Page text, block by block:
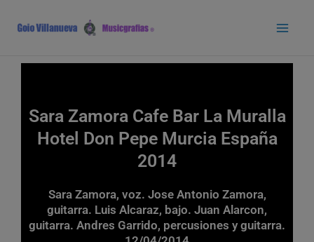
contenido
Sara Zamora Cafe Bar La Muralla
Hotel Don Pepe Murcia España
2014
Sara Zamora, voz. Jose Antonio Zamora,
guitarra. Luis Alcaraz, bajo. Juan Alarcon,
guitarra. Andres Garrido, percusiones y guitarra.